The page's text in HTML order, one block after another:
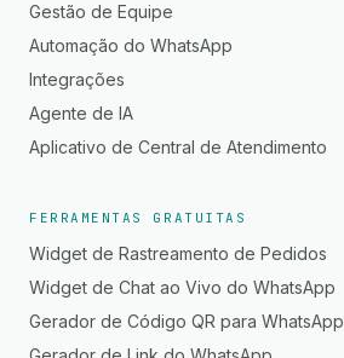
Gestão de Equipe
Automação do WhatsApp
Integrações
Agente de IA
Aplicativo de Central de Atendimento
FERRAMENTAS GRATUITAS
Widget de Rastreamento de Pedidos
Widget de Chat ao Vivo do WhatsApp
Gerador de Código QR para WhatsApp